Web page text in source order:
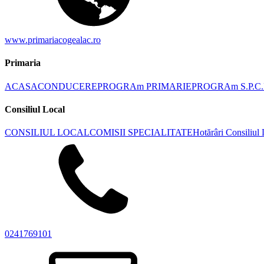
www.primariacogealac.ro
Primaria
ACASACONDUCEREPROGRAm PRIMARIEPROGRAm
Consiliul Local
CONSILIUL LOCALCOMISII SPECIALITATEHotărâri Consiliul
0241769101